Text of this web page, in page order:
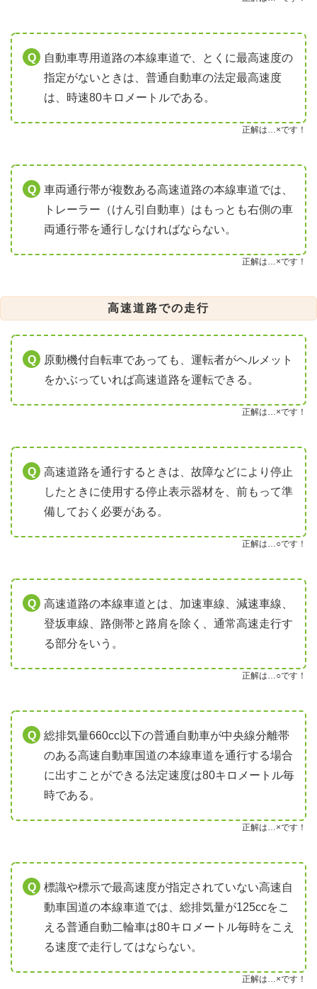
自動車専用道路の本線車道で、とくに最高速度の
指定がないときは、普通自動車の法定最高速度
は、時速80キロメートルである。
正解は…×です！
車両通行帯が複数ある高速道路の本線車道では、
トレーラー（けん引自動車）はもっとも右側の車
両通行帯を通行しなければならない。
正解は…×です！
高速道路での走行
原動機付自転車であっても、運転者がヘルメット
をかぶっていれば高速道路を運転できる。
正解は…×です！
高速道路を通行するときは、故障などにより停止
したときに使用する停止表示器材を、前もって準
備しておく必要がある。
正解は…○です！
高速道路の本線車道とは、加速車線、減速車線、
登坂車線、路側帯と路肩を除く、通常高速走行す
る部分をいう。
正解は…○です！
総排気量660cc以下の普通自動車が中央線分離帯
のある高速自動車国道の本線車道を通行する場合
に出すことができる法定速度は80キロメートル毎
時である。
正解は…×です！
標識や標示で最高速度が指定されていない高速自
動車国道の本線車道では、総排気量が125ccをこ
える普通自動二輪車は80キロメートル毎時をこえ
る速度で走行してはならない。
正解は…×です！